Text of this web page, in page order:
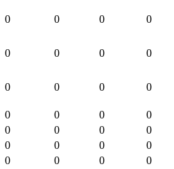
0 0 0 0
0 0 0
0
0 0 0 0
0 0 0
0
0 0 0
0
0 0 0
0
0 0 0
0